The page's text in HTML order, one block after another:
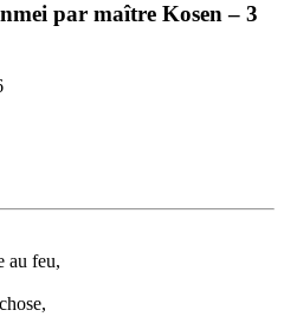
par maître Kosen – 3
au feu,